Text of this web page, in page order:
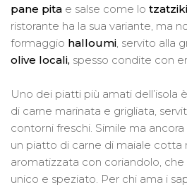
pane pita e salse come lo
ristorante ha la sua variante, ma
formaggio halloumi, servito alla
olive locali, spesso condite con
Uno dei piatti più amati dell’isola
di carne marinata e grigliata,
contorni freschi. Simile ma
un piatto di carne di maiale cotta
aromatizzata con coriandolo,
unico e speziato. Per chi ama i